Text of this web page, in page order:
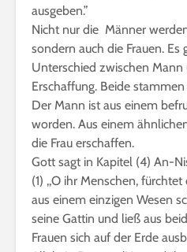
ausgeben.”
Nicht nur die Männer
sondern auch die Frauen. Es
Unterschied zwischen
Erschaffung. Beide stammen
Der Mann ist aus einem
worden. Aus einem
die Frau erschaffen.
Gott sagt in Kapitel (4) An-
(1) ,,O ihr Menschen,
aus einem einzigen Wesen
seine Gattin und ließ aus
Frauen sich auf der Erde